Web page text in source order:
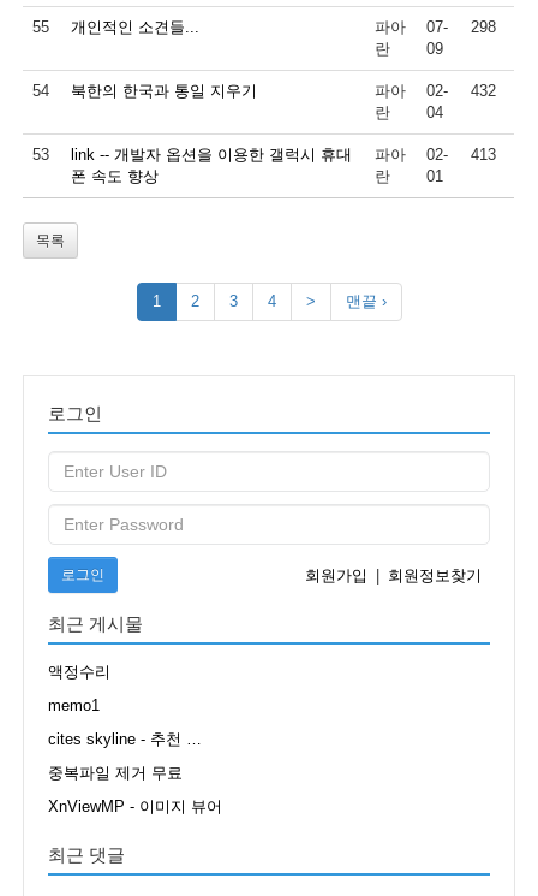
55 개인적인 소견들...
파아
란
07-
09
298
54 북한의 한국과 통일 지우기
파아
란
02-
04
432
53
link -- 개발자 옵션을 이용한 갤럭시 휴대
폰 속도 향상
파아
란
02-
01
413
목록
1 2 3 4 > 맨끝 ›
로그인
로그인 회원가입 회원정보찾기
최근 게시물
액정수리
memo1
cites skyline - 추천 …
중복파일 제거 무료
XnViewMP - 이미지 뷰어
최근 댓글